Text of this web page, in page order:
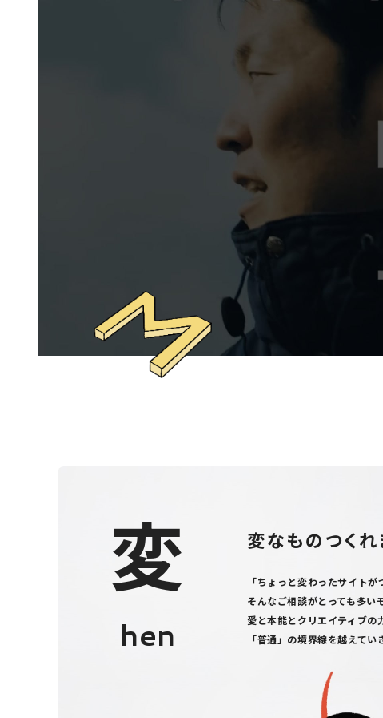
変
hen
変なものつくれ
「ちょっと変わったサイトが
そんなご相談がとっても多い
愛と本能とクリエイティブの
「普通」の境界線を越えてい